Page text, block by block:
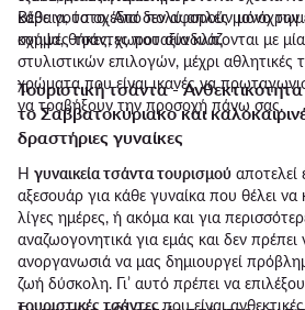
κάθε γούστο. Από πολύ απλές
κομψές τσάντες που συνδυάζονται με
στυλιστικών επιλογών, μέχρι αθλητικές
χρώματα που είναι ικανές να
να τραβήξουν την προσοχή πάνω σας.
Βέβαια, τα σχέδια δεν αφορούν μόνο
σχήμα, θήκες, χωροταξία κλπ.
Τουριστική τσάντα -
το Σαββατοκύριακο και
δραστήριες γυναίκες
Η γυναικεία τσάντα τουρισμού αποτελεί
αξεσουάρ για κάθε γυναίκα που θέλει να
λίγες ημέρες, ή ακόμα και για
αναζωογονητικά για εμάς και δεν
ανοργανωσιά να μας δημιουργεί
ζωή δύσκολη. Γι’ αυτό πρέπει να
τουριστικές τσάντεςπου είναι